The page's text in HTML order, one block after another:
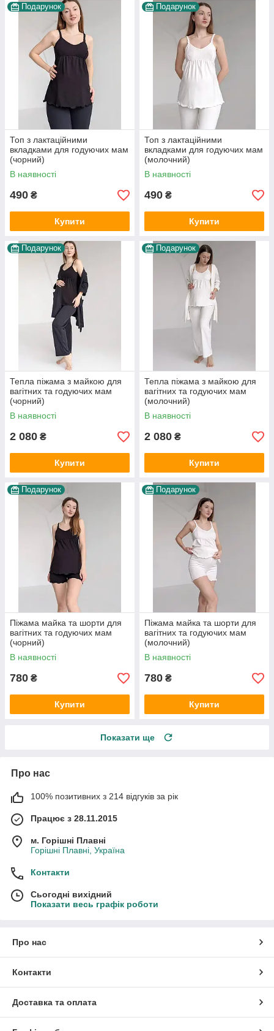
Подарунок
Топ з лактаційними
вкладками для годуючих мам
(чорний)
В наявності
490 ₴
Купити
Подарунок
Топ з лактаційними
вкладками для годуючих мам
(молочний)
В наявності
490 ₴
Купити
Подарунок
Тепла піжама з майкою для
вагітних та годуючих мам
(чорний)
В наявності
2 080 ₴
Купити
Подарунок
Тепла піжама з майкою для
вагітних та годуючих мам
(молочний)
В наявності
2 080 ₴
Купити
Подарунок
Піжама майка та шорти для
вагітних та годуючих мам
(чорний)
В наявності
780 ₴
Купити
Подарунок
Піжама майка та шорти для
вагітних та годуючих мам
(молочний)
В наявності
780 ₴
Купити
Показати ще
Про нас
100% позитивних з 214 відгуків за рік
Працює з 28.11.2015
м. Горішні Плавні
Горішні Плавні, Україна
Контакти
Сьогодні вихідний
Показати весь графік роботи
Про нас
Контакти
Доставка та оплата